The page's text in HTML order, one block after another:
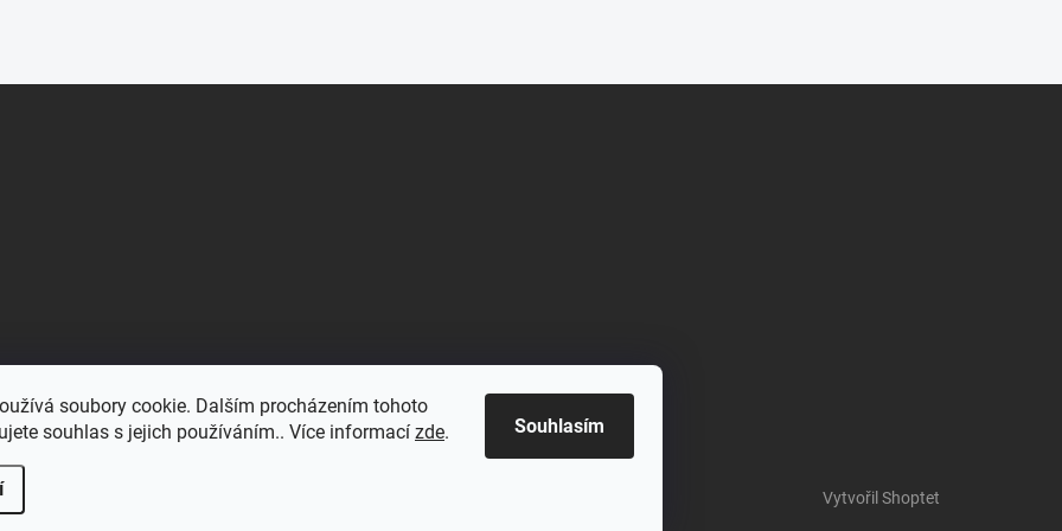
soubory cookie. Dalším procházením tohoto
souhlas s jejich používáním.. Více informací zde. Souhlasím
Vytvořil Shoptet